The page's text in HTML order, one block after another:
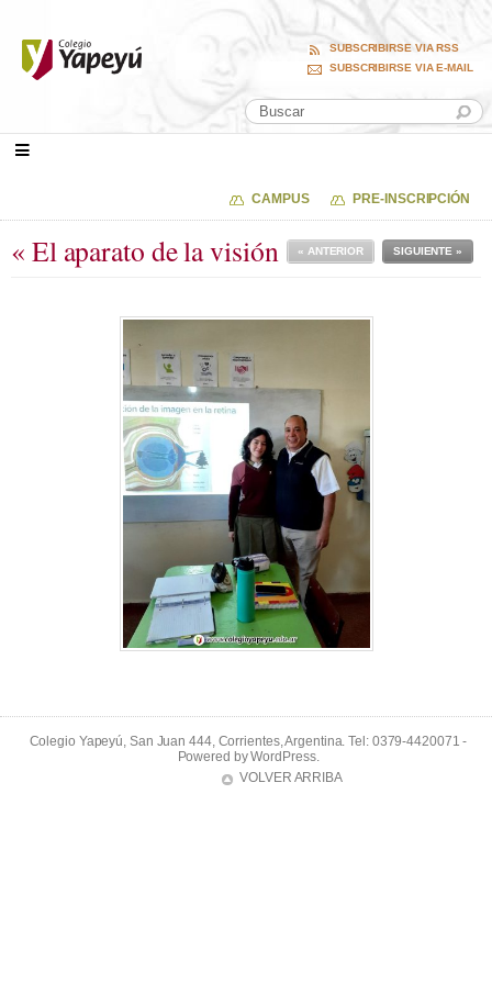
SUBSCRIBIRSE VIA RSS
SUBSCRIBIRSE VIA E-MAIL
CAMPUS PRE-INSCRIPCIÓN
« El aparato de la visión SIGUIENTE »
« ANTERIOR
Colegio Yapeyú, San Juan 444, Corrientes, Argentina. Tel: 0379-4420071 -
Powered byWordPress.
VOLVER ARRIBA